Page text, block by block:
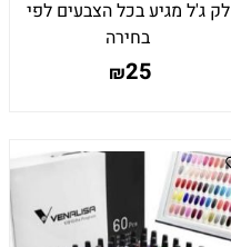
לק ג'ל מגיע בכל הצבעים לפי
בחירה
₪25